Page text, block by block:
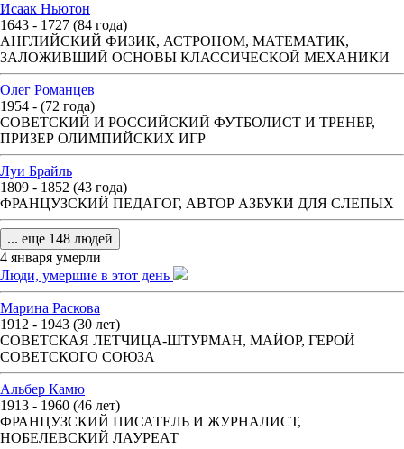
Исаак Ньютон
1643 - 1727 (84 года)
АНГЛИЙСКИЙ ФИЗИК, АСТРОНОМ, МАТЕМАТИК,
ЗАЛОЖИВШИЙ ОСНОВЫ КЛАССИЧЕСКОЙ МЕХАНИКИ
Олег Романцев
1954 - (72 года)
СОВЕТСКИЙ И РОССИЙСКИЙ ФУТБОЛИСТ И ТРЕНЕР,
ПРИЗЕР ОЛИМПИЙСКИХ ИГР
Луи Брайль
1809 - 1852 (43 года)
ФРАНЦУЗСКИЙ ПЕДАГОГ, АВТОР АЗБУКИ ДЛЯ СЛЕПЫХ
... еще 148 людей
4 января умерли
Люди, умершие в этот день
Марина Раскова
1912 - 1943 (30 лет)
СОВЕТСКАЯ ЛЕТЧИЦА-ШТУРМАН, МАЙОР, ГЕРОЙ
СОВЕТСКОГО СОЮЗА
Альбер Камю
1913 - 1960 (46 лет)
ФРАНЦУЗСКИЙ ПИСАТЕЛЬ И ЖУРНАЛИСТ,
НОБЕЛЕВСКИЙ ЛАУРЕАТ